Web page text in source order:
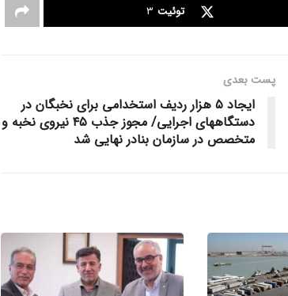
توئیت 3
پست‌ بعدی
ایجاد ۵ هزار ردیف استخدامی برای نخبگان در
دستگاههای اجرایی/ مجوز جذب ۴۵ نیروی نخبه و
متخصص در سازمان بنادر نهایی شد